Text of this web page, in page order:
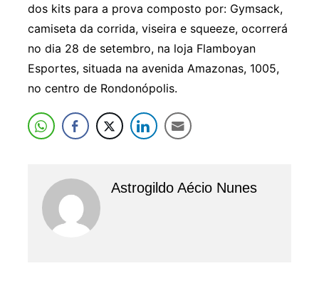
dos kits para a prova composto por: Gymsack,
camiseta da corrida, viseira e squeeze, ocorrerá
no dia 28 de setembro, na loja Flamboyan
Esportes, situada na avenida Amazonas, 1005,
no centro de Rondonópolis.
Astrogildo Aécio Nunes